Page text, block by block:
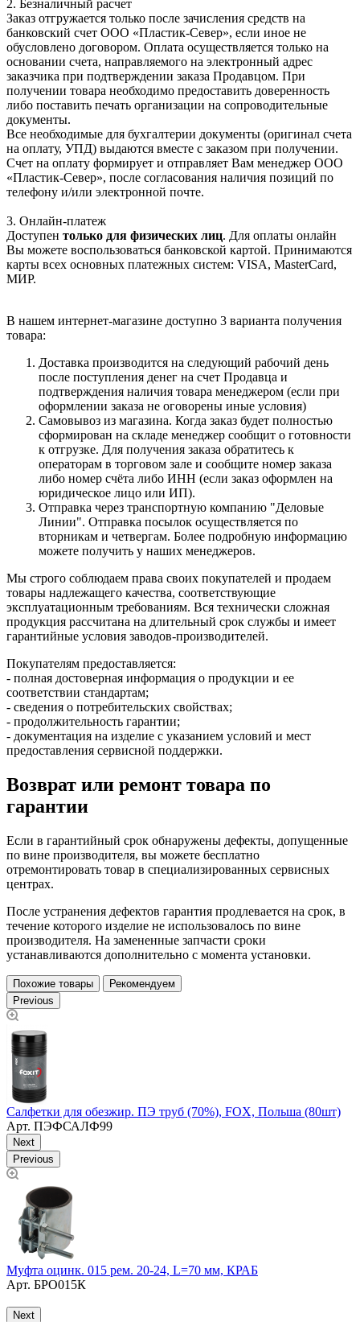
2. Безналичный расчет
Заказ отгружается только после зачисления средств на
банковский счет ООО «Пластик-Север», если иное не
обусловлено договором. Оплата осуществляется только на
основании счета, направляемого на электронный адрес
заказчика при подтверждении заказа Продавцом. При
получении товара необходимо предоставить доверенность
либо поставить печать организации на сопроводительные
документы.
Все необходимые для бухгалтерии документы (оригинал счета
на оплату, УПД) выдаются вместе с заказом при получении.
Счет на оплату формирует и отправляет Вам менеджер ООО
«Пластик-Север», после согласования наличия позиций по
телефону и/или электронной почте.
3. Онлайн-платеж
Доступен только для физических лиц. Для оплаты онлайн
Вы можете воспользоваться банковской картой. Принимаются
карты всех основных платежных систем: VISA, MasterCard,
МИР.
В нашем интернет-магазине доступно 3 варианта получения
товара:
Доставка производится на следующий рабочий день
после поступления денег на счет Продавца и
подтверждения наличия товара менеджером (если при
оформлении заказа не оговорены иные условия)
Самовывоз из магазина. Когда заказ будет полностью
сформирован на складе менеджер сообщит о готовности
к отгрузке. Для получения заказа обратитесь к
операторам в торговом зале и сообщите номер заказа
либо номер счёта либо ИНН (если заказ оформлен на
юридическое лицо или ИП).
Отправка через транспортную компанию "Деловые
Линии". Отправка посылок осуществляется по
вторникам и четвергам. Более подробную информацию
можете получить у наших менеджеров.
Мы строго соблюдаем права своих покупателей и продаем
товары надлежащего качества, соответствующие
эксплуатационным требованиям. Вся технически сложная
продукция рассчитана на длительный срок службы и имеет
гарантийные условия заводов-производителей.
Покупателям предоставляется:
- полная достоверная информация о продукции и ее
соответствии стандартам;
- сведения о потребительских свойствах;
- продолжительность гарантии;
- документация на изделие с указанием условий и мест
предоставления сервисной поддержки.
Возврат или ремонт товара по
гарантии
Если в гарантийный срок обнаружены дефекты, допущенные
по вине производителя, вы можете бесплатно
отремонтировать товар в специализированных сервисных
центрах.
После устранения дефектов гарантия продлевается на срок, в
течение которого изделие не использовалось по вине
производителя. На замененные запчасти сроки
устанавливаются дополнительно с момента установки.
Похожие товары
Рекомендуем
Previous
Салфетки для обезжир. ПЭ труб (70%), FOX, Польша (80шт)
Арт. ПЭФСАЛФ99
Next
Previous
Муфта оцинк. 015 рем. 20-24, L=70 мм, КРАБ
Арт. БРО015К
Next